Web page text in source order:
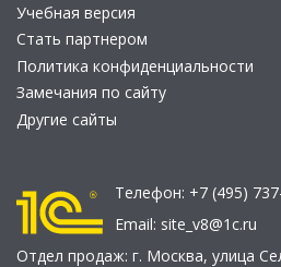
Учебная версия
Стать партнером
Политика конфиденциальности
Замечания по сайту
Другие сайты
Телефон: +7 (495)
Email: site_v8@1c.ru
Отдел продаж: г. Москва, улица